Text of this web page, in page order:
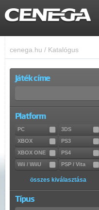
cenega.hu / Katalógus
Játék címe
Platform
PC
3DS
XBOX
PS3
XBOX ONE
PS4
Wii / WiiU
PSP / Vita
összes kiválasztása
Típus